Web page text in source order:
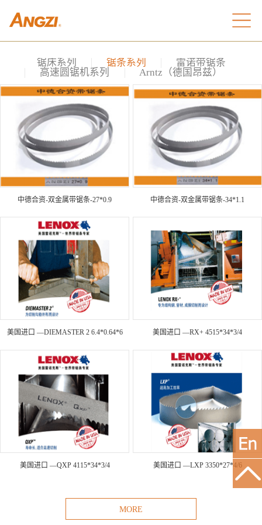
锯床系列 锯条系列
雷诺带锯条
高速圆锯机系列
Arntz（德国昂兹）
中德合资-双金属带锯条-27*0.9 中德合资-双金属带锯条-34*1.1
美国进口 —DIEMASTER 2 6.4*0.64*6 美国进口 —RX+ 4515*34*3/4
美国进口 —QXP 4115*34*3/4 美国进口 —LXP 3350*27*4/6